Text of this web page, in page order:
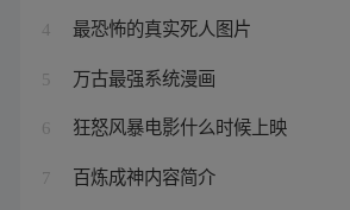
4 最恐怖的真实死人图片
5 万古最强系统漫画
6 狂怒风暴电影什么时候上映
7 百炼成神内容简介